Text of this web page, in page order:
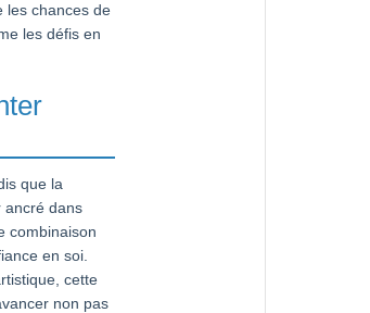
les chances de
les défis en
que la
ancré dans
combinaison
en soi.
cette
non pas